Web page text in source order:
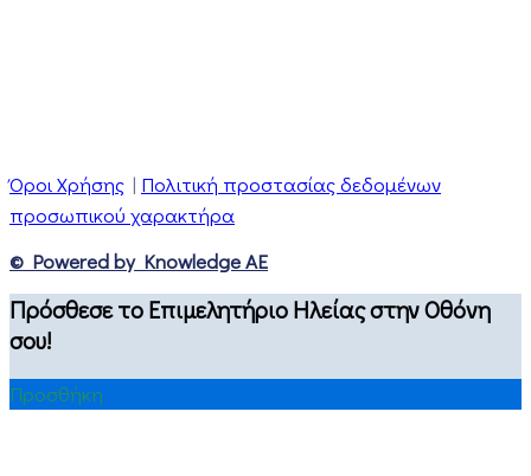
Όροι Χρήσης | Πολιτική προστασίας δεδομένων
προσωπικού χαρακτήρα
© Powered by Knowledge AE
Πρόσθεσε το Επιμελητήριο Ηλείας στην Οθόνη
σου!
Προσθήκη